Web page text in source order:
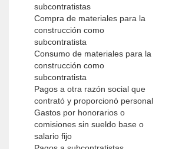
subcontratistas
Compra de materiales para la
construcción como
subcontratista
Consumo de materiales para la
construcción como
subcontratista
Pagos a otra razón social que
contrató y proporcionó personal
Gastos por honorarios o
comisiones sin sueldo base o
salario fijo